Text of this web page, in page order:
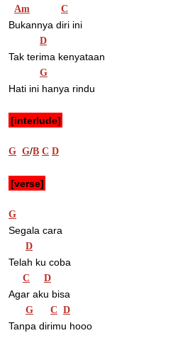
Am C
Bukannya diri ini
D
Tak terima kenyataan
G
Hati ini hanya rindu
[interlude]
G G/B C D
[verse]
G
Segala cara
D
Telah ku coba
C D
Agar aku bisa
G C D
Tanpa dirimu hooo